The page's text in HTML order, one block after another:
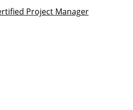
Project Manager